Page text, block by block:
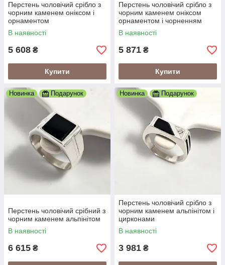
Перстень чоловічий срібло з
чорним каменем оніксом і
орнаментом
В наявності
5 608 ₴
Купити
Перстень чоловічий срібло з
чорним каменем оніксом
орнаментом і чорненням
В наявності
5 871 ₴
Купити
Новинка Подарунок
Перстень чоловічий срібний з
чорним каменем альпінітом
В наявності
6 615 ₴
Новинка Подарунок
Перстень чоловічий срібло з
чорним каменем альпінітом і
цирконами
В наявності
3 981 ₴